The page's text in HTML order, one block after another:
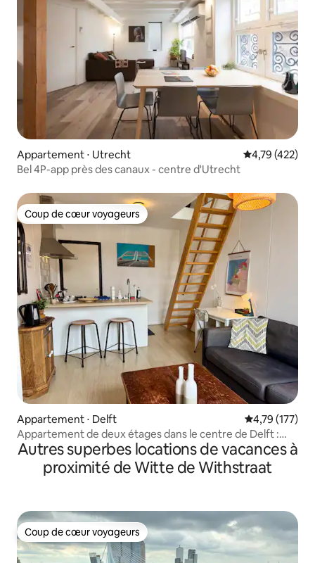
Appartement ⋅ Utrecht Évaluation
4,79 (422)
Bel 4P-app près des canaux - centre d'Utrecht
Coup de cœur voyageurs
Coup de cœur voyageurs
Appartement ⋅ Delft Évaluation
4,79 (177)
Appartement de deux étages dans le centre de Delft :
adapté au travail
Autres superbes locations de vacances à
proximité de Witte de Withstraat
Coup de cœur voyageurs
Coup de cœur voyageurs